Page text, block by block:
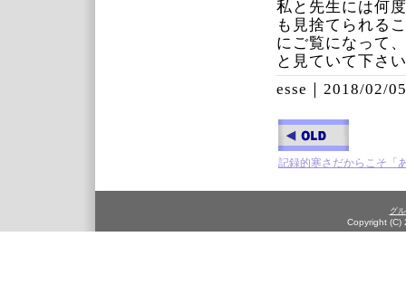
私と先生には何
も見捨てられる
にご覧になって
と見ていて下さ
esse｜ 2018/02/
記録的寒さだからこそ「
グ
Copyright (C)